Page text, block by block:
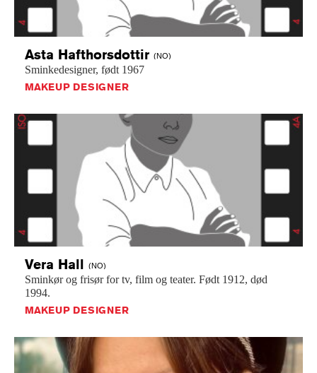
Asta Hafthorsdottir (NO)
Sminkedesigner, født 1967
MAKEUP DESIGNER
Vera Hall (NO)
Sminkør og frisør for tv, film og teater. Født 1912, død
1994.
MAKEUP DESIGNER